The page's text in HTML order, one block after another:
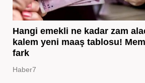
Hangi emekli ne kadar zam
kalem yeni maaş tablosu!
fark
Haber7